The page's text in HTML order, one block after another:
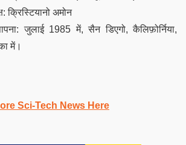
क्रिस्टियानो अमोन
जुलाई 1985 में, सैन डिएगो, कैलिफ़ोर्निया,
में।
Sci-Tech News Here